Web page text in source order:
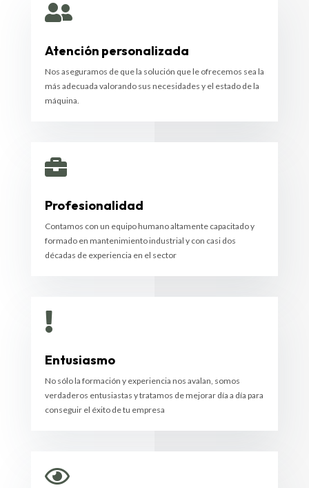

Atención personalizada
Nos aseguramos de que la solución que le ofrecemos sea la
más adecuada valorando sus necesidades y el estado de la
máquina.

Profesionalidad
Contamos con un equipo humano altamente capacitado y
formado en mantenimiento industrial y con casi dos
décadas de experiencia en el sector

Entusiasmo
No sólo la formación y experiencia nos avalan, somos
verdaderos entusiastas y tratamos de mejorar día a día para
conseguir el éxito de tu empresa
